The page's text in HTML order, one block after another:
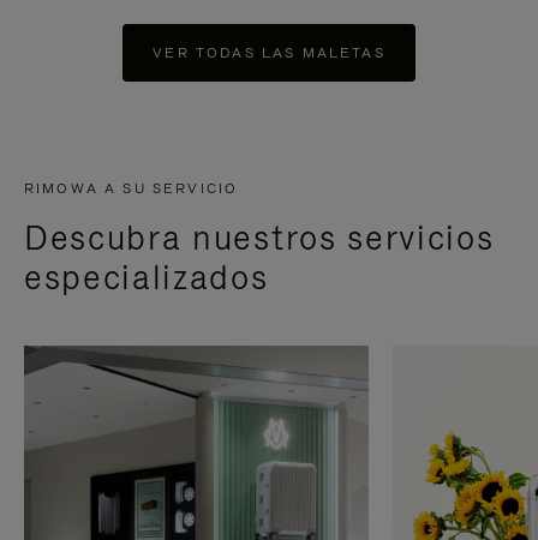
VER TODAS LAS MALETAS
RIMOWA A SU SERVICIO
Descubra nuestros servicios
especializados